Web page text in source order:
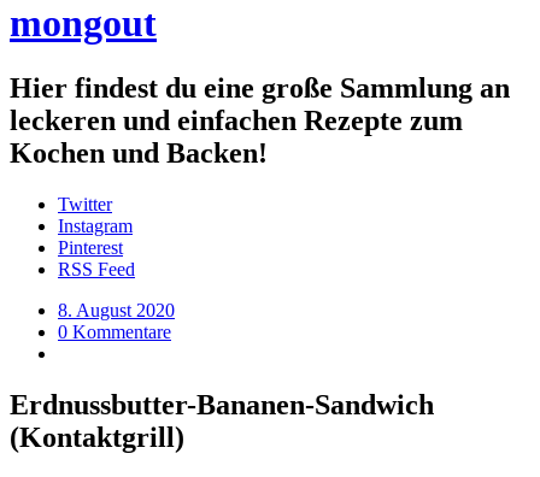
mongout
Hier findest du eine große Sammlung an
leckeren und einfachen Rezepte zum
Kochen und Backen!
Twitter
Instagram
Pinterest
RSS Feed
8. August 2020
0 Kommentare
Erdnussbutter-Bananen-Sandwich
(Kontaktgrill)